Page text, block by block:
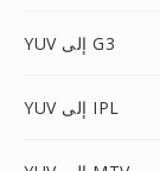
YUV إلى G3
YUV إلى IPL